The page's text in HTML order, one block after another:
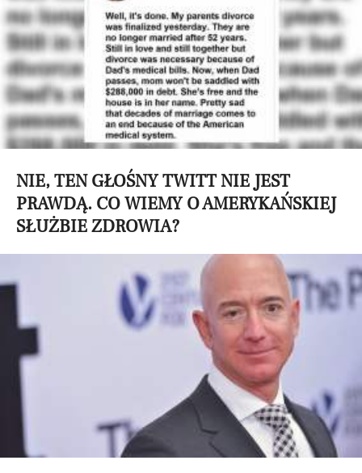
NIE, TEN GŁOŚNY TWITT NIE JEST
PRAWDĄ. CO WIEMY O AMERYKAŃSKIEJ
SŁUŻBIE ZDROWIA?